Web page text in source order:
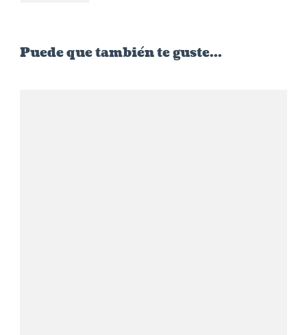
Puede que también te guste...